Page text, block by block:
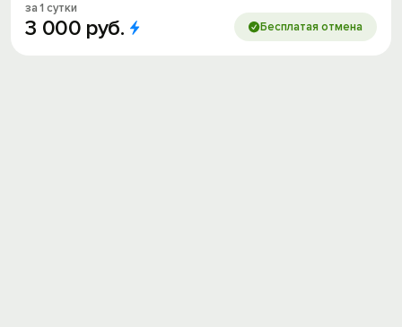
за 1 сутки
3 000 руб. Бесплатая отмена